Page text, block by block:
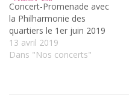
Concert-Promenade avec
la Philharmonie des
quartiers le 1er juin 2019
13 avril 2019
Dans "Nos concerts"